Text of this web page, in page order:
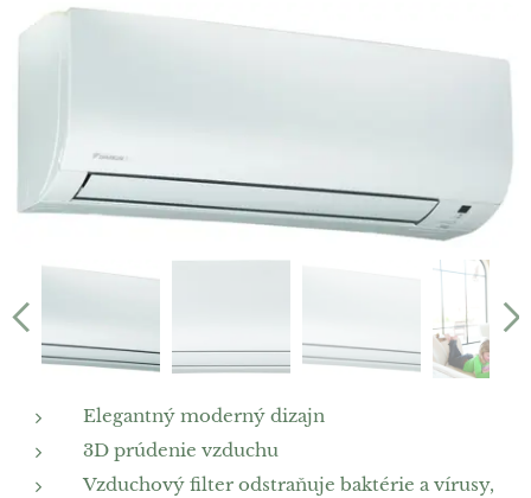
Elegantný moderný dizajn
3D prúdenie vzduchu
Vzduchový filter odstraňuje baktérie a vírusy,